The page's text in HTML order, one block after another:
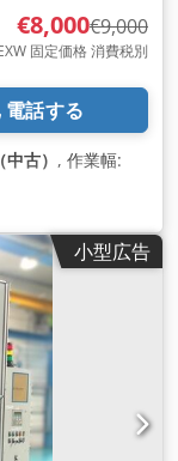
€8,000€9,000
固定価格 消費税別
電話する
古） , 作業幅:
小型広告